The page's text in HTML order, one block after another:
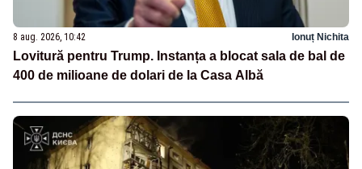
8 aug. 2026, 10:42 Ionuț Nichita
Lovitură pentru Trump. Instanța a blocat sala de bal de
400 de milioane de dolari de la Casa Albă